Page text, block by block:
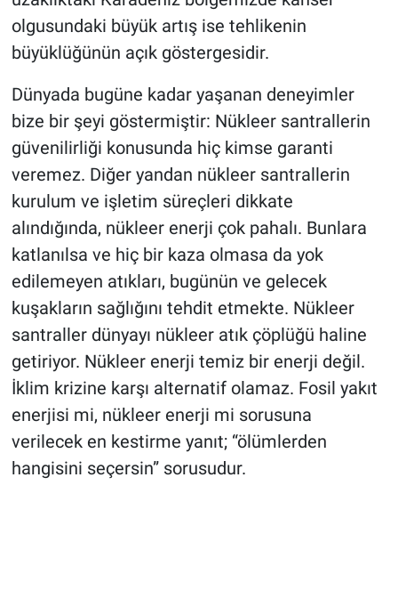
olgusundaki büyük artış ise tehlikenin
büyüklüğünün açık göstergesidir.
Dünyada bugüne kadar yaşanan deneyimler
bize bir şeyi göstermiştir: Nükleer santrallerin
güvenilirliği konusunda hiç kimse garanti
veremez. Diğer yandan nükleer santrallerin
kurulum ve işletim süreçleri dikkate
alındığında, nükleer enerji çok pahalı. Bunlara
katlanılsa ve hiç bir kaza olmasa da yok
edilemeyen atıkları, bugünün ve gelecek
kuşakların sağlığını tehdit etmekte. Nükleer
santraller dünyayı nükleer atık çöplüğü haline
getiriyor. Nükleer enerji temiz bir enerji değil.
İklim krizine karşı alternatif olamaz. Fosil yakıt
enerjisi mi, nükleer enerji mi sorusuna
verilecek en kestirme yanıt; “ölümlerden
hangisini seçersin” sorusudur.